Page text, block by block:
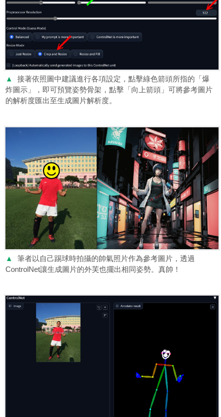
▲
接著依照圖中建議進行各項設定，點擊綠色箭頭所指的「爆
炸圖示」，即可預覽姿勢骨架，點擊「向上箭頭」可將參考圖片
的解析度匯出至生成圖片解析度。
▲
筆者以自己踢球時拍攝的帥氣照片作為參考圖片，透過
ControlNet讓生成圖片的外芙也擺出相同姿勢。真帥！